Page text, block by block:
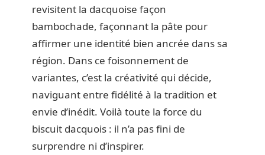
revisitent la dacquoise façon
bambochade, façonnant la pâte pour
affirmer une identité bien ancrée dans sa
région. Dans ce foisonnement de
variantes, c’est la créativité qui décide,
naviguant entre fidélité à la tradition et
envie d’inédit. Voilà toute la force du
biscuit dacquois : il n’a pas fini de
surprendre ni d’inspirer.